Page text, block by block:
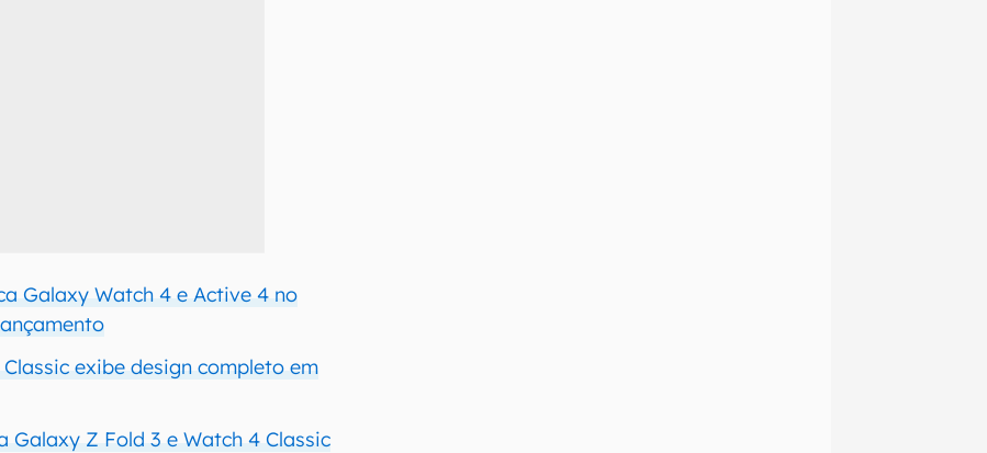
Galaxy Watch 4 e Active 4 no
exibe design completo em
Galaxy Z Fold 3 e Watch 4 Classic